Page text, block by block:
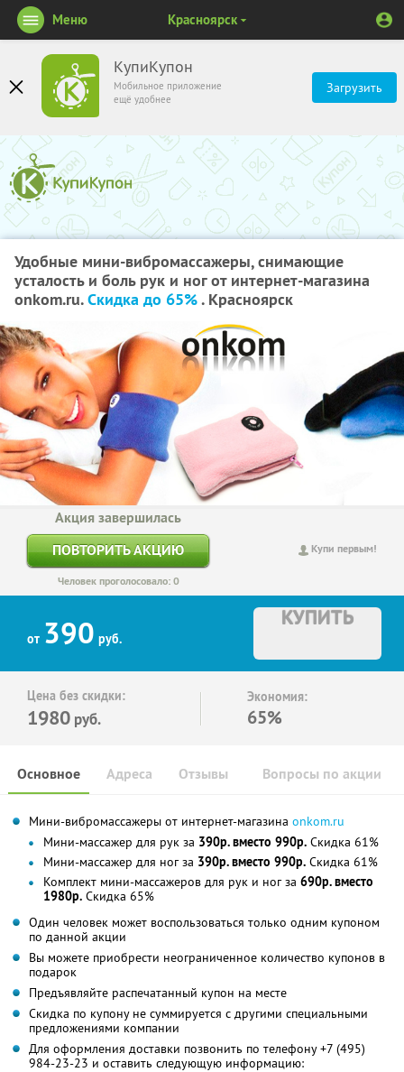
КупиКупон
Мобильное приложение
ещё удобнее
Загрузить
Меню Красноярск
Удобные мини-вибромассажеры, снимающие
усталость и боль рук и ног от интернет-магазина
onkom.ru.Скидка до 65%. Красноярск
Купи первым!
Акция завершилась
ПОВТОРИТЬ АКЦИЮ
Человек проголосовало: 0
от 390 руб.
КУПИТЬ
Цена без скидки:
1980 руб.
Экономия:
65%
Основное Отзывы Вопросы по акции
Адреса
Мини-вибромассажеры от интернет-магазина onkom.ru
Мини-массажер для рук за 390р. вместо 990р. Скидка 61%
Мини-массажер для ног за 390р. вместо 990р. Скидка 61%
Комплект мини-массажеров для рук и ног за 690р. вместо
1980р. Скидка 65%
Один человек может воспользоваться только одним купоном
по данной акции
Вы можете приобрести неограниченное количество купонов в
подарок
Предъявляйте распечатанный купон на месте
Скидка по купону не суммируется с другими специальными
предложениями компании
Для оформления доставки позвонить по телефону +7 (495)
984-23-23 и оставить следующую информацию: